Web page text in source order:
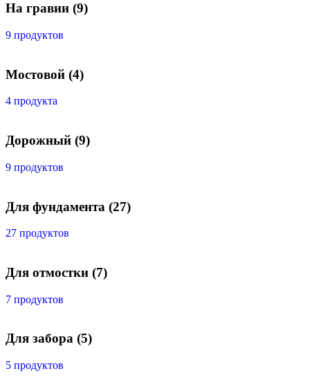
На гравии (9)
9 продуктов
Мостовой (4)
4 продукта
Дорожный (9)
9 продуктов
Для фундамента (27)
27 продуктов
Для отмостки (7)
7 продуктов
Для забора (5)
5 продуктов